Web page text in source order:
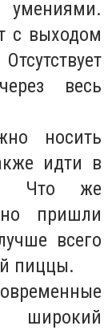
с выходом
весь
носить
идти в
Что же
пришли
всего
пиццы.
широкий